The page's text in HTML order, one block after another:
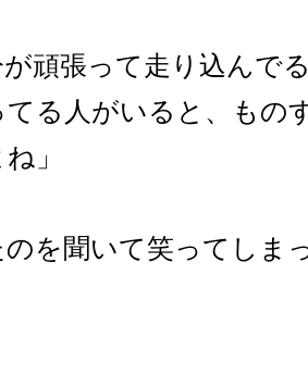
が頑張って走り込んで
てる人がいると、もの
」
のを聞いて笑ってしま